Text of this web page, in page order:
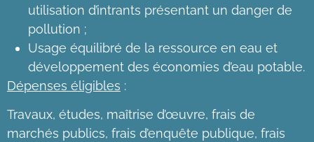
utilisation d’intrants présentant un danger de
pollution ;
Usage équilibré de la ressource en eau et
développement des économies d’eau potable.
Dépenses éligibles :
Travaux, études, maîtrise d’œuvre, frais de
marchés publics, frais d’enquête publique, frais